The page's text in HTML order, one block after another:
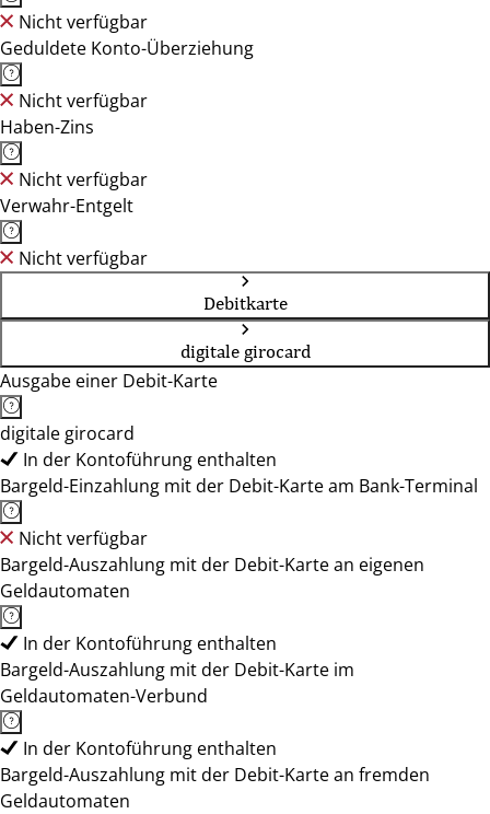
Nicht verfügbar
Geduldete Konto-Überziehung
Nicht verfügbar
Haben-Zins
Nicht verfügbar
Verwahr-Entgelt
Nicht verfügbar
Debitkarte
digitale girocard
Ausgabe einer Debit-Karte
digitale girocard
In der Kontoführung enthalten
Bargeld-Einzahlung mit der Debit-Karte am Bank-Terminal
Nicht verfügbar
Bargeld-Auszahlung mit der Debit-Karte an eigenen
Geldautomaten
In der Kontoführung enthalten
Bargeld-Auszahlung mit der Debit-Karte im
Geldautomaten-Verbund
In der Kontoführung enthalten
Bargeld-Auszahlung mit der Debit-Karte an fremden
Geldautomaten